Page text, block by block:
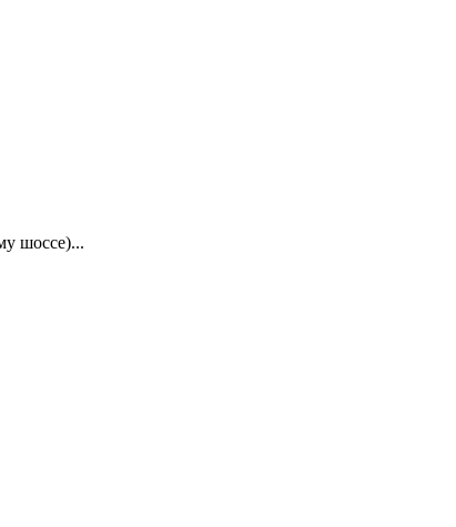
шоссе)...